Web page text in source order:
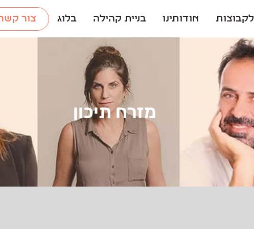
אודותינו בניית קהילה בלוג צור
מזרח תיכון